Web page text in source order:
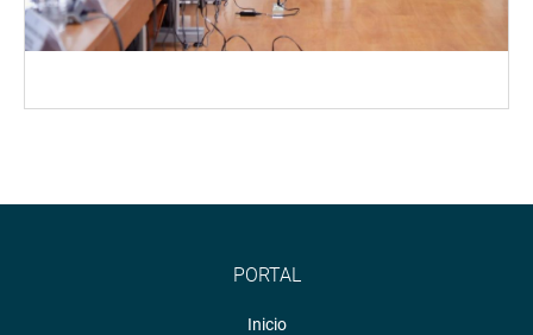
PORTAL
Inicio